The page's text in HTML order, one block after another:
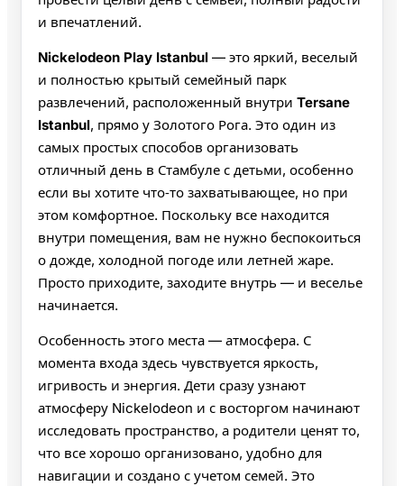
и впечатлений.
Nickelodeon Play Istanbul — это яркий, веселый
и полностью крытый семейный парк
развлечений, расположенный внутри Tersane
Istanbul, прямо у Золотого Рога. Это один из
самых простых способов организовать
отличный день в Стамбуле с детьми, особенно
если вы хотите что‑то захватывающее, но при
этом комфортное. Поскольку все находится
внутри помещения, вам не нужно беспокоиться
о дожде, холодной погоде или летней жаре.
Просто приходите, заходите внутрь — и веселье
начинается.
Особенность этого места — атмосфера. С
момента входа здесь чувствуется яркость,
игривость и энергия. Дети сразу узнают
атмосферу Nickelodeon и с восторгом начинают
исследовать пространство, а родители ценят то,
что все хорошо организовано, удобно для
навигации и создано с учетом семей. Это